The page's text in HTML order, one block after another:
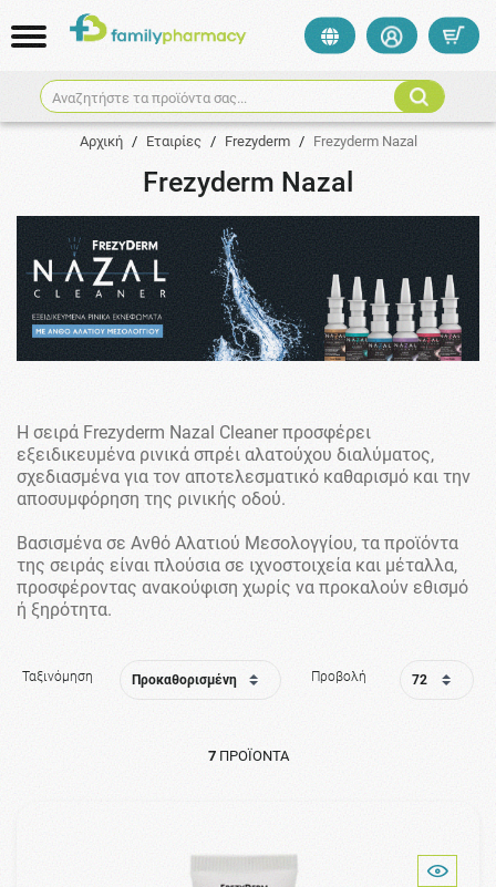
Αναζητήστε τα προϊόντα σας...
Αρχική / Εταιρίες / Frezyderm / Frezyderm Nazal
Frezyderm Nazal
Η σειρά Frezyderm Nazal Cleaner προσφέρει
εξειδικευμένα ρινικά σπρέι αλατούχου διαλύματος,
σχεδιασμένα για τον αποτελεσματικό καθαρισμό και την
αποσυμφόρηση της ρινικής οδού.
Βασισμένα σε Ανθό Αλατιού Μεσολογγίου, τα προϊόντα
της σειράς είναι πλούσια σε ιχνοστοιχεία και μέταλλα,
προσφέροντας ανακούφιση χωρίς να προκαλούν εθισμό
ή ξηρότητα.
Ταξινόμηση Προβολή
7ΠΡΟΪΌΝΤΑ